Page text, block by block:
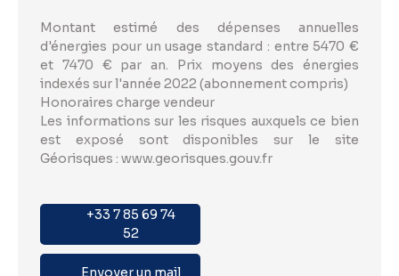
Montant estimé des dépenses annuelles
d'énergies pour un usage standard : entre 5470 €
et 7470 € par an. Prix moyens des énergies
indexés sur l'année 2022 (abonnement compris)
Honoraires charge vendeur
Les informations sur les risques auxquels ce bien
est exposé sont disponibles sur le site
Géorisques : www.georisques.gouv.fr
+33 7 85 69 74
52
Envoyer un mail